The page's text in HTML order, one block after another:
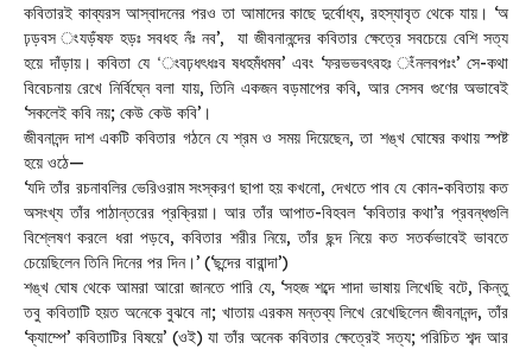
কবিতারই কাব্যরস আস্বাদনের পরও তা আমাদের কাছে দুর্বোধ্য, রহস্যাবৃত থেকে যায়। ‘অ
ঢ়ড়বস ংযড়ঁষফ হড়ঃ সবধহ নঁঃ নব’, যা জীবনানন্দের কবিতার ক্ষেত্রে সবচেয়ে বেশি সত্য
হয়ে দাঁড়ায়। কবিতা যে ‘ংবঢ়ধৎধঃব ষধহমঁধমব’ এবং ‘ফরভভবৎবহঃ ংঁনলবপঃং’ সে-কথা
বিবেচনায় রেখে নির্বিঘ্নে বলা যায়, তিনি একজন বড়মাপের কবি, আর সেসব গুণের অভাবেই
‘সকলেই কবি নয়; কেউ কেউ কবি’।
জীবনানন্দ দাশ একটি কবিতার গঠনে যে শ্রম ও সময় দিয়েছেন, তা শঙ্খ ঘোষের কথায় স্পষ্ট
হয়ে ওঠে—
‘যদি তাঁর রচনাবলির ভেরিওরাম সংস্করণ ছাপা হয় কখনো, দেখতে পাব যে কোন-কবিতায় কত
অসংখ্য তাঁর পাঠান্তরের প্রক্রিয়া। আর তাঁর আপাত-বিহবল ‘কবিতার কথা’র প্রবন্ধগুলি
বিশ্লেষণ করলে ধরা পড়বে, কবিতার শরীর নিয়ে, তাঁর ছন্দ নিয়ে কত সতর্কভাবেই ভাবতে
চেয়েছিলেন তিনি দিনের পর দিন।’ (‘ছন্দের বারান্দা’)
শঙ্খ ঘোষ থেকে আমরা আরো জানতে পারি যে, ‘সহজ শব্দে শাদা ভাষায় লিখেছি বটে, কিন্তু
তবু কবিতাটি হয়ত অনেকে বুঝবে না; খাতায় এরকম মন্তব্য লিখে রেখেছিলেন জীবনানন্দ, তাঁর
‘ক্যাম্পে’ কবিতাটির বিষয়ে’ (ওই) যা তাঁর অনেক কবিতার ক্ষেত্রেই সত্য; পরিচিত শব্দ আর